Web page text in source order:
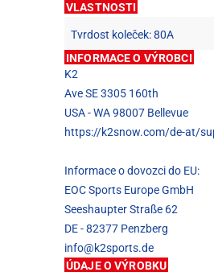
VLASTNOSTI
Tvrdost koleček: 80A
INFORMACE O VÝROBCI
K2
Ave SE 3305 160th
USA - WA 98007 Bellevue
https://k2snow.com/de-at/
Informace o dovozci do EU:
EOC Sports Europe GmbH
Seeshaupter Straße 62
DE - 82377 Penzberg
info@k2sports.de
ÚDAJE O VÝROBKU